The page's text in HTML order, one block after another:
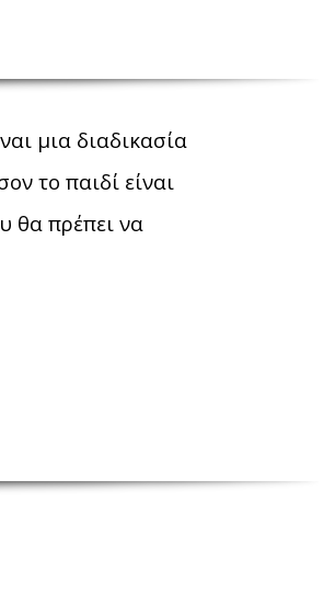
μια διαδικασία
το παιδί είναι
θα πρέπει να